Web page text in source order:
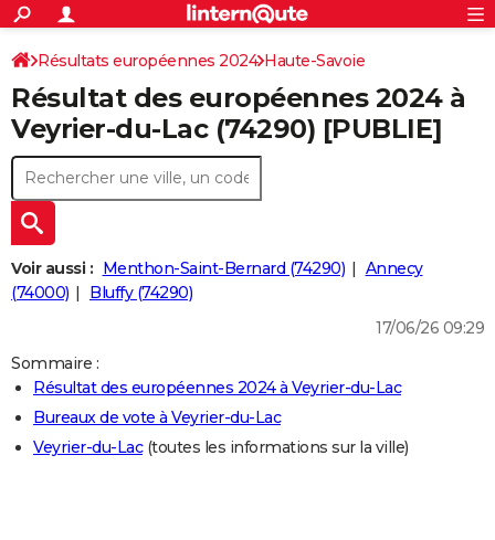
ACTUALITÉS
Politique
Société
Faits Divers
Education
Monde
Villes
+
SPORT
Coupe du monde 2026
Football
Tennis
Cyclisme
Rugby
Forum
CULTURE
Programme TV
TNT
Streaming
Cinéma
Sorties cinéma
Musique
+
FINANCE
Retraite
Impôts
Epargne
Immobilier
Risques naturels par ville
Banque
Assurance
Crédit
AUTO
Essais
Réserver un essai
Citadines
Berlines
SUV
Forum auto
+
HIGH-TECH
Mobiles
Meilleur smartphone
Internet
Ordinateurs
Jeux vidéo
Guide high-tech
+
BRICOLAGE
Guides de France
Escapades
Patrimoine
Expositions
Musées
Week-end nature
LIFESTYLE
Art de vivre
Bien-être
Loisirs
Mode
Modes de vie
S'inscrire
Connexion
Résultats européennes 2024 Haute-Savoie
Résultat des européennes 2024 à
Veyrier-du-Lac (74290) [PUBLIE]
Voir aussi : Menthon-Saint-Bernard (74290)
Annecy
(74000)
Bluffy (74290)
17/06/26 09:29
Sommaire :
Résultat des européennes 2024 à Veyrier-du-Lac
Bureaux de vote à Veyrier-du-Lac
Veyrier-du-Lac(toutes les informations sur la ville)